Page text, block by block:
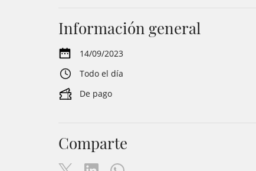
Información general
14/09/2023
Todo el día
De pago
Comparte